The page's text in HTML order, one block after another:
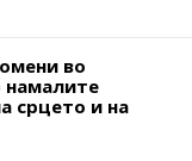
во
намалите
срцето и на